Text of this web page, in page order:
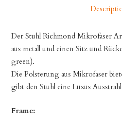
Der Stuhl Richmond Mikrofaser
aus metall und einen Sitz und
green).
Die Polsterung aus Mikrofaser
gibt den Stuhl eine Luxus
Frame: